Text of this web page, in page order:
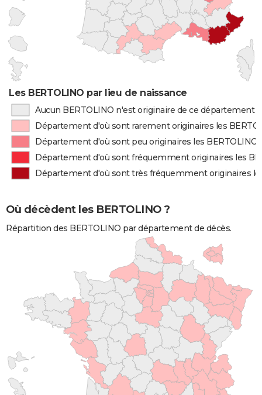
Les BERTOLINO par lieu de naissance
Aucun BERTOLINO n'est originaire de ce département
Département d'où sont rarement originaires les
Département d'où sont peu originaires les BERTOLINO
Département d'où sont fréquemment originaires les
Département d'où sont très fréquemment originaires
Où décèdent les BERTOLINO ?
Répartition des BERTOLINO par département de décès.